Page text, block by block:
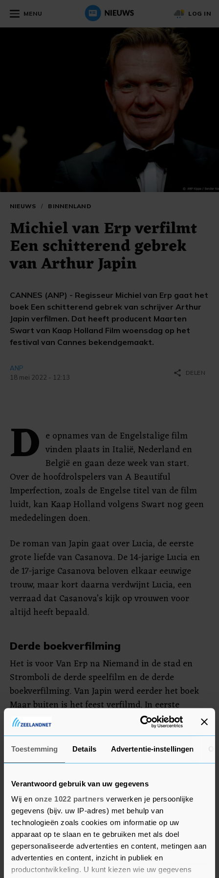
Toestemming Details Advertentie-instellingen
Verantwoord gebruik van uw gegevens
Wij en onze 1022 partners verwerken je persoonlijke
gegevens (bijv. uw IP-adres) met behulp van
technologieën zoals cookies om informatie op uw
apparaat op te slaan en te gebruiken met als doel
gepersonaliseerde advertenties en content, metingen aan
advertenties en content, inzicht in publiek en
productontwikkeling. U kunt kiezen wie uw gegevens
MENU LOG IN
NIEUWS / BINNENLAND
Michiel van Erp verfilmt
Een schitterend gebrek
van Arthur Japin
CANNES (ANP) - Regisseur Michiel van Erp gaat het
boek Een schitterend gebrek van schrijver Arthur
Japin verfilmen. Dat heeft producent Maarten
Swart van Kaap Holland Film woensdag op het
festival van Cannes bekendgemaakt.
ANP
18 mei 2022 - 12:13
share DELEN
D e opnames van de Engelstalige film
vinden plaats in Italië, Nederland en
België en gaan deze week van start.
Over de hoofdrolspelers van A Beautiful
Imperfection, zoals de Engelse titel van de film
luidt, kan Kaap Holland volgens Swart nog geen
mededelingen doen.
De roman van Japin gaat over Lucia, de eerste
grote liefde van Casanova. De 14-jarige Lucia en
de 17-jarige Casanova beloven elkaar eeuwige
trouw, maar kort daarna verdwijnt Lucia, een
verraad dat Casanova’s kijk op vrouwen voor
altijd heeft bepaald.
Derde boekverfilming
Het is voor Van Erp na Niemand in de stad en
Stromboli de derde speelfilm en de derde
boekverfilming. Van Japin werd eerder het boek
Maar buiten is het feest verfilmd. In eerste
instantie zou Erwin Olaf de film A Beautiful
Imperfection gaan verfilmen, maar wegens ziekte
moest hij afhaken.
zijner tijd in Nederland uitbrengen.